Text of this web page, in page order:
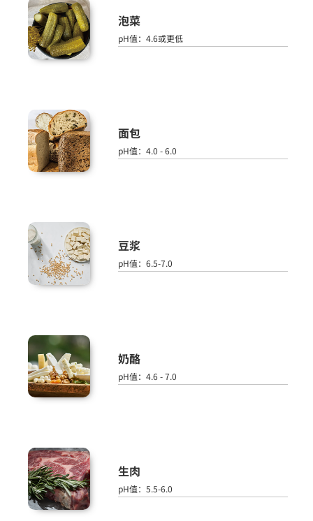
泡菜
pH值：4.6或更低
面包
pH值：4.0 - 6.0
豆浆
pH值：6.5-7.0
奶酪
pH值：4.6 - 7.0
生肉
pH值：5.5-6.0